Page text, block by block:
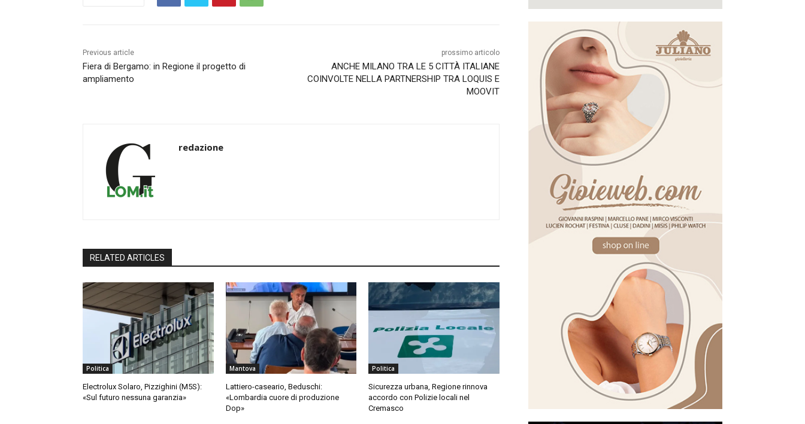
Previous article
Fiera di Bergamo: in Regione il progetto di
ampliamento
prossimo articolo
ANCHE MILANO TRA LE 5 CITTÀ ITALIANE
COINVOLTE NELLA PARTNERSHIP TRA LOQUIS E
MOOVIT
redazione
RELATED ARTICLES
Politica
Electrolux Solaro, Pizzighini (M5S):
«Sul futuro nessuna garanzia»
Mantova
Lattiero-caseario, Beduschi:
«Lombardia cuore di produzione
Dop»
Politica
Sicurezza urbana, Regione rinnova
accordo con Polizie locali nel
Cremasco